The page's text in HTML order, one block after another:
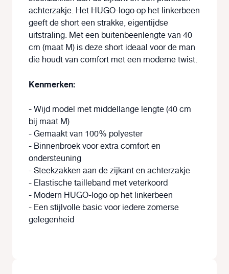
achterzakje. Het HUGO-logo op het linkerbeen
geeft de short een strakke, eigentijdse
uitstraling. Met een buitenbeenlengte van 40
cm (maat M) is deze short ideaal voor de man
die houdt van comfort met een moderne twist.
Kenmerken:
- Wijd model met middellange lengte (40 cm
bij maat M)
- Gemaakt van 100% polyester
- Binnenbroek voor extra comfort en
ondersteuning
- Steekzakken aan de zijkant en achterzakje
- Elastische tailleband met veterkoord
- Modern HUGO-logo op het linkerbeen
- Een stijlvolle basic voor iedere zomerse
gelegenheid